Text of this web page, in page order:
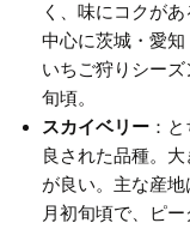
く、味にコクが
中心に茨城・愛知
いちご狩りシー
旬頃。
スカイベリー ：
良された品種。
が良い。主な産
月初旬頃で、ピー